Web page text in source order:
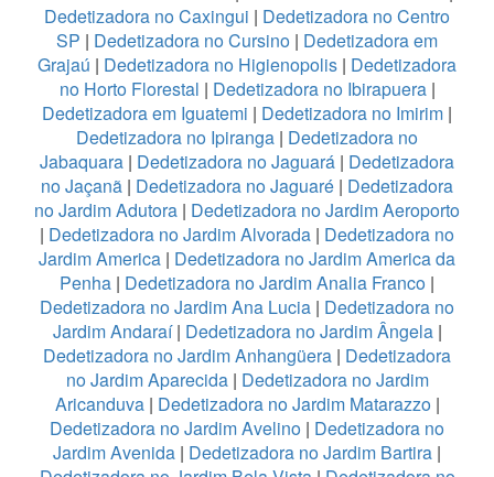
Dedetizadora no Caxingui | Dedetizadora no Centro
SP | Dedetizadora no Cursino | Dedetizadora em
Grajaú | Dedetizadora no Higienopolis | Dedetizadora
no Horto Florestal | Dedetizadora no Ibirapuera|
Dedetizadora em Iguatemi | Dedetizadora no Imirim |
Dedetizadora no Ipiranga | Dedetizadora no
Jabaquara | Dedetizadora no Jaguará | Dedetizadora
no Jaçanã | Dedetizadora no Jaguaré | Dedetizadora
no Jardim Adutora | Dedetizadora no Jardim Aeroporto
| Dedetizadora no Jardim Alvorada | Dedetizadora no
Jardim America | Dedetizadora no Jardim America da
Penha | Dedetizadora no Jardim Analia Franco |
Dedetizadora no Jardim Ana Lucia | Dedetizadora no
Jardim Andaraí| Dedetizadora no Jardim Ângela|
Dedetizadora no Jardim Anhangüera | Dedetizadora
no Jardim Aparecida| Dedetizadora no Jardim
Aricanduva| Dedetizadora no Jardim Matarazzo|
Dedetizadora no Jardim Avelino | Dedetizadora no
Jardim Avenida | Dedetizadora no Jardim Bartira |